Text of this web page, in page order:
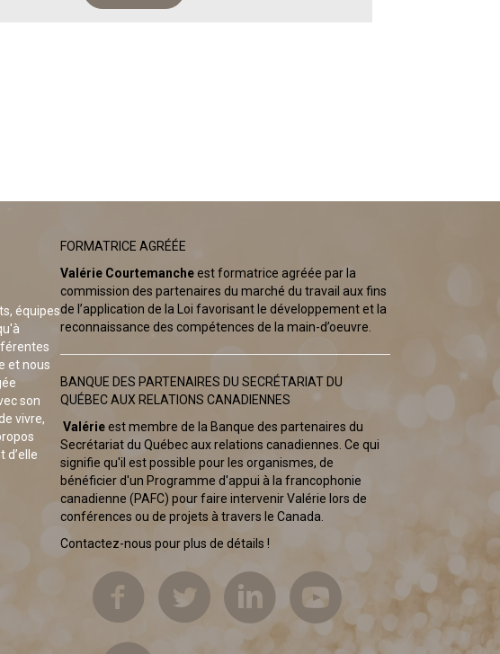
équipes
et nous
son
vivre,
d’elle
FORMATRICE AGRÉÉE
Valérie Courtemancheest formatrice agréée par la
commission des partenaires du marché du travail aux fins
de l’application de la Loi favorisant le développement et la
reconnaissance des compétences de la main-d’oeuvre.
BANQUE DES PARTENAIRES DU SECRÉTARIAT DU
QUÉBEC AUX RELATIONS CANADIENNES
Valérieest membre de la Banque des partenaires du
Secrétariat du Québec aux relations canadiennes. Ce qui
signifie qu'il est possible pour les organismes, de
bénéficier d'un Programme d'appui à la francophonie
canadienne (PAFC) pour faire intervenir Valérie lors de
conférences ou de projets à travers le Canada.
Contactez-nous pour plus de détails !